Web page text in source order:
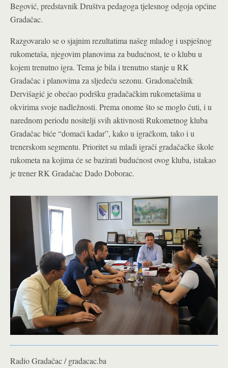
Begović, predstavnik Društva pedagoga tjelesnog odgoja općine
Gradačac.
Razgovaralo se o sjajnim rezultatima našeg mladog i uspješnog
rukometaša, njegovim planovima za budućnost, te o klubu u
kojem trenutno igra. Tema je bila i trenutno stanje u RK
Gradačac i planovima za sljedeću sezonu. Gradonačelnik
Dervišagić je obećao podršku gradačačkim rukometašima u
okvirima svoje nadležnosti. Prema onome što se moglo čuti, i u
narednom periodu nositelji svih aktivnosti Rukometnog kluba
Gradačac biće “domaći kadar”, kako u igračkom, tako i u
trenerskom segmentu. Prioritet su mladi igrači gradačačke škole
rukometa na kojima će se bazirati budućnost ovog kluba, istakao
je trener RK Gradačac Dado Doborac.
Radio Gradačac / gradacac.ba